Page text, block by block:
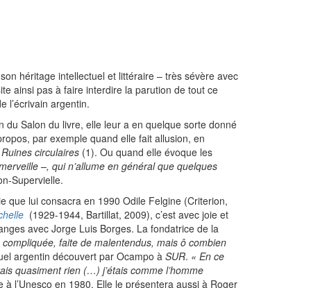
héritage intellectuel et littéraire – très sévère avec
ainsi pas à faire interdire la parution de tout ce
l’écrivain argentin.
du Salon du livre, elle leur a en quelque sorte donné
par exemple quand elle fait allusion, en
Ruines circulaires (1). Ou quand elle évoque les
–, qui n’allume en général que quelques
Supervielle.
que lui consacra en 1990 Odile Felgine (Criterion,
(1929-1944, Bartillat, 2009), c’est avec joie et
avec Jorge Luis Borges. La fondatrice de la
faite de malentendus, mais ô combien
argentin découvert par Ocampo à SUR. « En ce
quasiment rien (…) j’étais comme l’homme
l’Unesco en 1980. Elle le présentera aussi à Roger